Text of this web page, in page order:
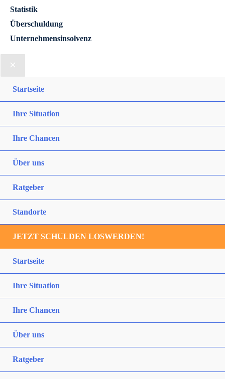
Statistik
Überschuldung
Unternehmensinsolvenz
Startseite
Ihre Situation
Ihre Chancen
Über uns
Ratgeber
Standorte
JETZT SCHULDEN LOSWERDEN!
Startseite
Ihre Situation
Ihre Chancen
Über uns
Ratgeber